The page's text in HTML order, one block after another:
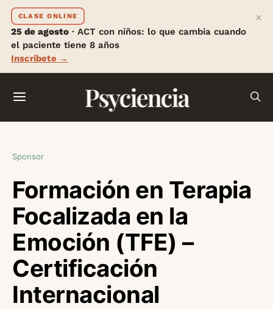
CLASE ONLINE
25 de agosto · ACT con niños: lo que cambia cuando
el paciente tiene 8 años
Inscríbete →
×
Psyciencia
Sponsor
Formación en Terapia
Focalizada en la
Emoción (TFE) –
Certificación
Internacional